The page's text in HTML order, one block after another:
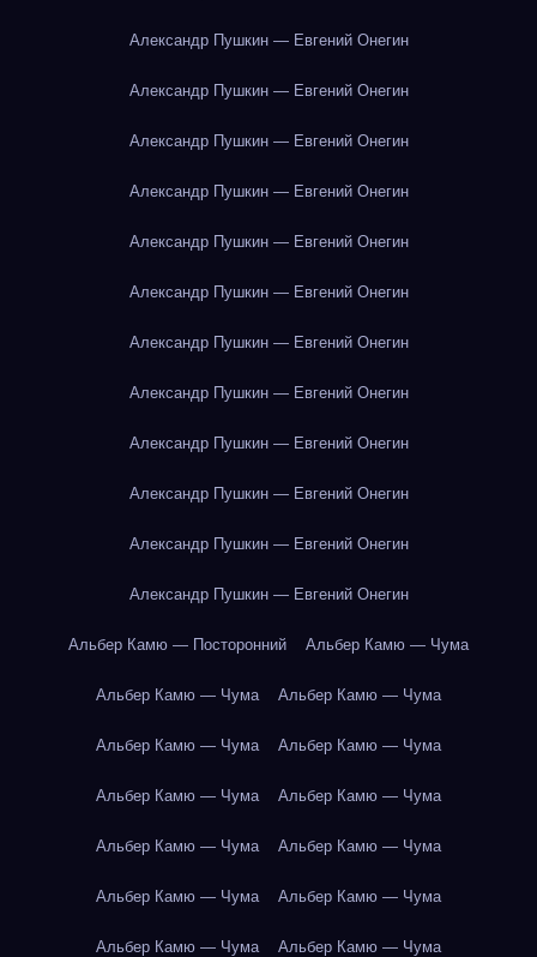
Александр Пушкин — Евгений Онегин
Александр Пушкин — Евгений Онегин
Александр Пушкин — Евгений Онегин
Александр Пушкин — Евгений Онегин
Александр Пушкин — Евгений Онегин
Александр Пушкин — Евгений Онегин
Александр Пушкин — Евгений Онегин
Александр Пушкин — Евгений Онегин
Александр Пушкин — Евгений Онегин
Александр Пушкин — Евгений Онегин
Александр Пушкин — Евгений Онегин
Александр Пушкин — Евгений Онегин
Альбер Камю — Посторонний Альбер Камю — Чума
Альбер Камю — Чума Альбер Камю — Чума
Альбер Камю — Чума Альбер Камю — Чума
Альбер Камю — Чума Альбер Камю — Чума
Альбер Камю — Чума Альбер Камю — Чума
Альбер Камю — Чума Альбер Камю — Чума
Альбер Камю — Чума Альбер Камю — Чума